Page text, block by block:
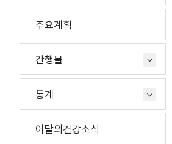
주요계획
간행물
통계
이달의건강소식